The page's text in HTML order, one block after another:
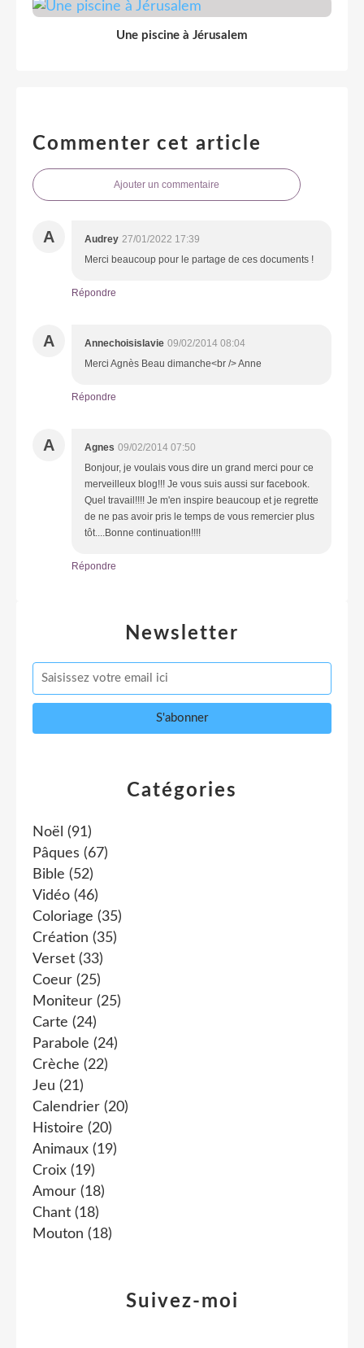
Une piscine à Jérusalem
Commenter cet article
Ajouter un commentaire
A Audrey 27/01/2022 17:39
Merci beaucoup pour le partage de ces documents !
Répondre
A Annechoisislavie 09/02/2014 08:04
Merci Agnès Beau dimanche<br /> Anne
Répondre
A Agnes 09/02/2014 07:50
Bonjour, je voulais vous dire un grand merci pour ce
merveilleux blog!!! Je vous suis aussi sur facebook.
Quel travail!!!! Je m'en inspire beaucoup et je regrette
de ne pas avoir pris le temps de vous remercier plus
tôt....Bonne continuation!!!!
Répondre
Newsletter
Catégories
Noël (91)
Pâques (67)
Bible (52)
Vidéo (46)
Coloriage (35)
Création (35)
Verset (33)
Coeur (25)
Moniteur (25)
Carte (24)
Parabole (24)
Crèche (22)
Jeu (21)
Calendrier (20)
Histoire (20)
Animaux (19)
Croix (19)
Amour (18)
Chant (18)
Mouton (18)
Suivez-moi